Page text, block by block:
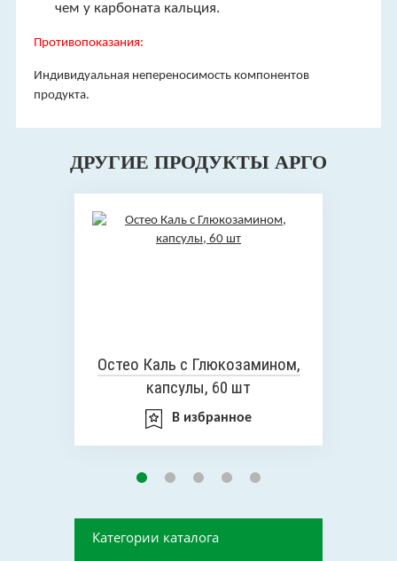
чем у карбоната кальция.
Противопоказания:
Индивидуальная непереносимость компонентов
продукта.
ДРУГИЕ ПРОДУКТЫ АРГО
Остео Каль с Глюкозамином,
капсулы, 60 шт
В избранное
Категории каталога